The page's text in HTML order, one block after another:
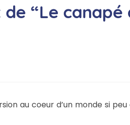
“Le canapé
au coeur d’un monde si